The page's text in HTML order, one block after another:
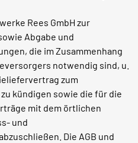
Rees GmbH zur
Abgabe und
die im Zusammenhang
notwendig sind, u.
zum
kündigen sowie die für die
mit dem örtlichen
und
Die AGB und